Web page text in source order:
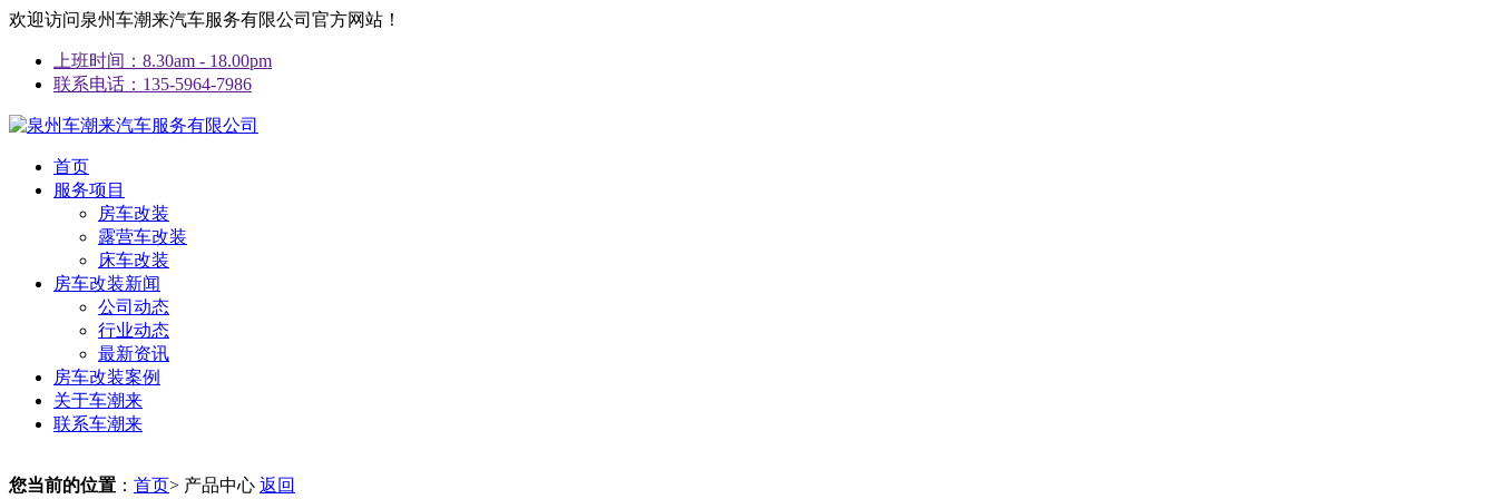
欢迎访问泉州车潮来汽车服务有限公司官方网站！
上班时间：8.30am - 18.00pm
联系电话：135-5964-7986
首页
服务项目
房车改装
露营车改装
床车改装
房车改装新闻
公司动态
行业动态
最新资讯
房车改装案例
关于车潮来
联系车潮来
您当前的位置 ： 首页> 产品中心 返回